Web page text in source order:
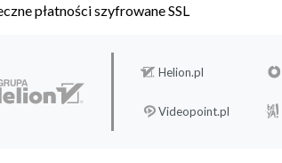
płatności szyfrowane SSL
Helion.pl
Videopoint.pl